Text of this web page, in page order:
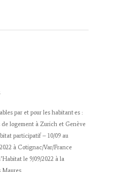
par et pour les habitant·es :
de logement à Zurich et Genève
participatif – 10/09 au
à Cotignac/Var/France
le 9/09/2022 à la
Maures